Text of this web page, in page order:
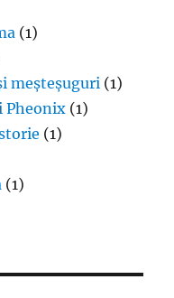
(1)
meșteșuguri (1)
Pheonix (1)
(1)
(1)